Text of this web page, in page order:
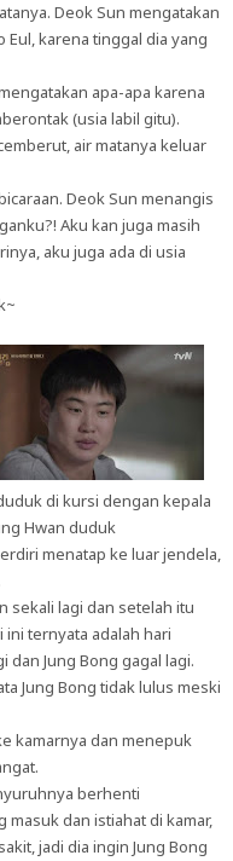
Deok Sun mengatakan
karena tinggal dia yang
apa-apa karena
(usia labil gitu).
air matanya keluar
Deok Sun menangis
Aku kan juga masih
aku juga ada di usia
di kursi dengan kepala
Hwan duduk
menatap ke luar jendela,
sekali lagi dan setelah itu
ternyata adalah hari
Jung Bong gagal lagi.
Jung Bong tidak lulus meski
kamarnya dan menepuk
berhenti
masuk dan istiahat di kamar,
jadi dia ingin Jung Bong